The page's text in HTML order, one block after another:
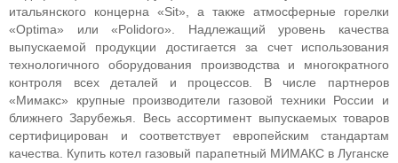
итальянского концерна «Sit», а также атмосферные горелки
«Optima» или «Polidoro». Надлежащий уровень качества
выпускаемой продукции достигается за счет использования
технологичного оборудования производства и многократного
контроля всех деталей и процессов. В числе партнеров
«Мимакс» крупные производители газовой техники России и
ближнего Зарубежья. Весь ассортимент выпускаемых товаров
сертифицирован и соответствует европейским стандартам
качества. Купить котел газовый парапетный МИМАКС в Луганске